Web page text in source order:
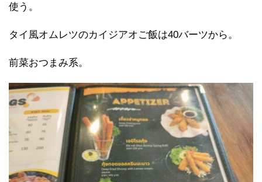
使う。
タイ風オムレツのカイジアオご飯は40バーツから。
前菜おつまみ系。